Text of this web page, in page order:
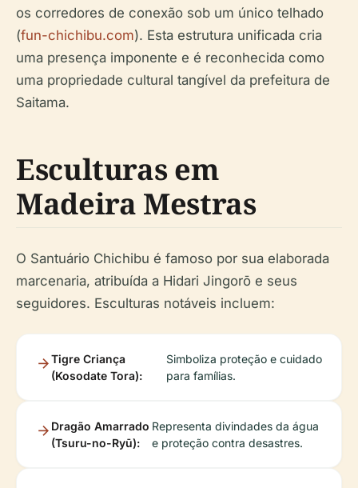
os corredores de conexão sob um único telhado
(fun-chichibu.com). Esta estrutura unificada cria
uma presença imponente e é reconhecida como
uma propriedade cultural tangível da prefeitura de
Saitama.
Esculturas em
Madeira Mestras
O Santuário Chichibu é famoso por sua elaborada
marcenaria, atribuída a Hidari Jingorō e seus
seguidores. Esculturas notáveis incluem:
Tigre Criança
(Kosodate Tora):
Simboliza proteção e cuidado
para famílias.
Dragão Amarrado
(Tsuru-no-Ryū):
Representa divindades da água
e proteção contra desastres.